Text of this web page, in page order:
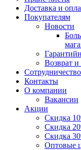
Доставка и
Покупателям
Новости
Возврат и
Сотрудничество
Контакты
О компании
Вакансии
Акции
Скидка
Скидка
Скидка
Оптовые